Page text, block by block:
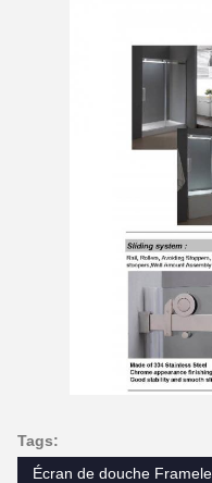
Tags:
Écran de douche